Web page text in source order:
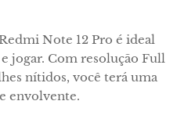
Note 12 Pro é ideal
jogar. Com resolução Full
nítidos, você terá uma
envolvente.